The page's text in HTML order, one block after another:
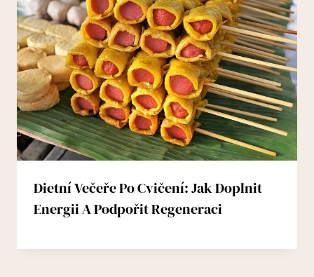
Dietní Večeře Po Cvičení: Jak Doplnit
Energii A Podpořit Regeneraci